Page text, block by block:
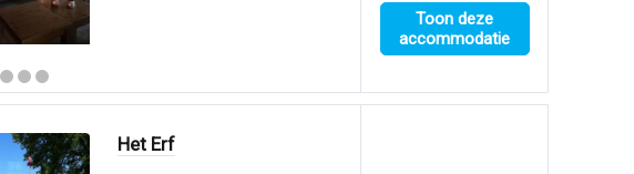
Toon deze
accommodatie
Het Erf